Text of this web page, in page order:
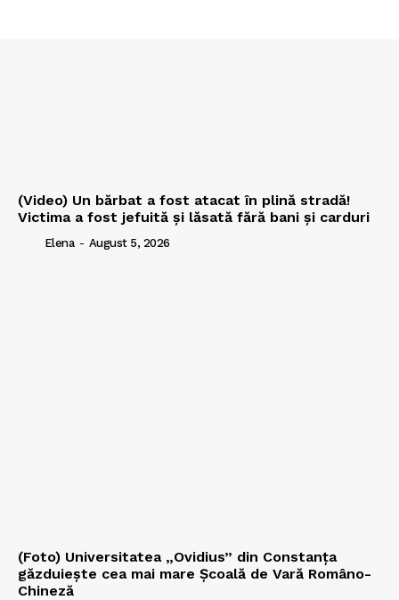
(Video) Un bărbat a fost atacat în plină stradă!
Victima a fost jefuită și lăsată fără bani și carduri
Elena - August 5, 2026
(Foto) Universitatea „Ovidius” din Constanța
găzduiește cea mai mare Școală de Vară Româno-
Chineză